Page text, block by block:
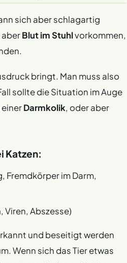
sich aber schlagartig
aberBlut im Stuhlvorkommen,
bringt. Man muss also
sollte die Situation im Auge
Darmkolik, oder aber
Katzen:
im Darm,
Abszesse)
und beseitigt werden
Wenn sich das Tier etwas